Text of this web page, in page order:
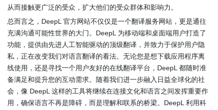
从而接触更广泛的受众，扩大他们的受众群体和影响力。
总而言之，DeepL 官方网站不仅仅是一个翻译服务网站，更是通往
充满沟通可能性世界的大门。DeepL 为移动端和桌面端用户打造了
功能，提供由先进人工智能驱动的顶级翻译，并致力于保护用户隐
私，正在改变我们对语言翻译的看法。无论您是想下载应用程序离
线使用，还是寻找一个用户友好的在线翻译平台，DeepL 都随时准
备满足和提升您的互动需求。随着我们进一步融入日益全球化的社
会，像 DeepL 这样的工具将继续在连接文化和语言之间发挥重要作
用，确保语言不再是障碍，而是理解和联系的桥梁。DeepL 利用科